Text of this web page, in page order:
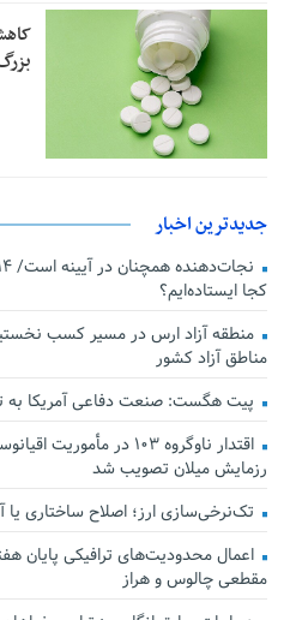
جدیدترین اخبار
کجا ایستاده‌ایم؟
منطقه آزاد ارس در مسیر کسب
مناطق آزاد کشور
پیت هگست: صنعت دفاعی آمریکا به
رزمایش میلان تصویب شد
تک‌نرخی‌سازی ارز؛ اصلاح ساختاری یا
اعمال محدودیت‌های ترافیکی پایان
مقطعی چالوس و هراز